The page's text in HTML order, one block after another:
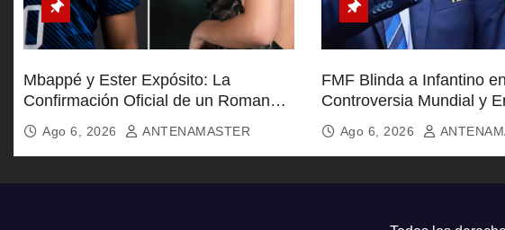
Mbappé y Ester Expósito: La
Confirmación Oficial de un Romance
Global
Ago 6, 2026 ANTENAMASTER
FMF Blinda a Infantino en
Controversia Mundial y
Furia de Aficionados
Ago 6, 2026